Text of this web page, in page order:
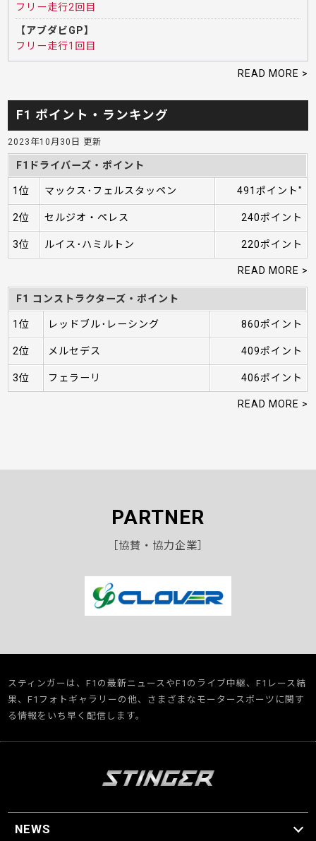
フリー走行2回目
【アブダビGP】
フリー走行1回目
READ MORE >
F1 ポイント・ランキング
2023年10月30日 更新
F1ドライバーズ・ポイント
1位 マックス･フェルスタッペン 491ポイント"
2位 セルジオ・ペレス 240ポイント
3位 ルイス･ハミルトン 220ポイント
READ MORE >
F1 コンストラクターズ・ポイント
1位 レッドブル･レーシング 860ポイント
2位 メルセデス 409ポイント
3位 フェラーリ 406ポイント
READ MORE >
PARTNER
［協賛・協力企業］
スティンガーは、F1の最新ニュースやF1のライブ中継、F1レース結
果、F1フォトギャラリーの他、さまざまなモータースポーツに関す
る情報をいち早く配信します。
NEWS